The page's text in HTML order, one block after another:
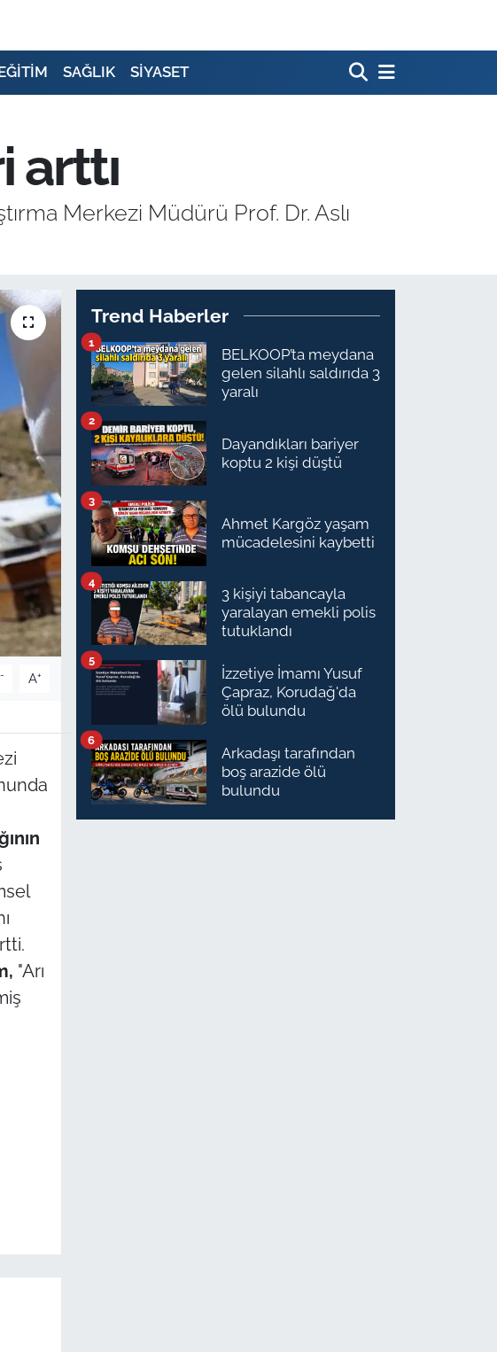
SAĞLIK SİYASET
arttı
Merkezi Müdürü Prof. Dr. Aslı
- A+
ının
"Arı
Trend Haberler
BELKOOP’ta meydana
gelen silahlı saldırıda 3
yaralı
1
Dayandıkları bariyer
koptu 2 kişi düştü
2
Ahmet Kargöz yaşam
mücadelesini kaybetti
3
3 kişiyi tabancayla
yaralayan emekli polis
tutuklandı
4
İzzetiye İmamı Yusuf
Çapraz, Korudağ'da
ölü bulundu
5
Arkadaşı tarafından
boş arazide ölü
bulundu
6